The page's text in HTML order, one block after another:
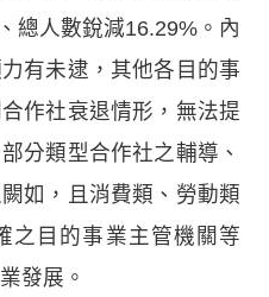
總人數銳減16.29%。內
有未逮，其他各目的事
作社衰退情形，無法提
分類型合作社之輔導、
如，且消費類、勞動類
之目的事業主管機關等
發展。